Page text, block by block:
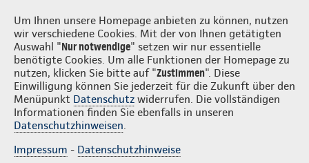
Um Ihnen unsere Homepage anbieten zu können, nutzen
wir verschiedene Cookies. Mit der von Ihnen getätigten
Auswahl "Nur notwendige" setzen wir nur essentielle
benötigte Cookies. Um alle Funktionen der Homepage zu
nutzen, klicken Sie bitte auf "Zustimmen". Diese
Einwilligung können Sie jederzeit für die Zukunft über den
Menüpunkt Datenschutz widerrufen. Die vollständigen
Informationen finden Sie ebenfalls in unseren
Datenschutzhinweisen.
Impressum - Datenschutzhinweise
Ralf Steiner Login